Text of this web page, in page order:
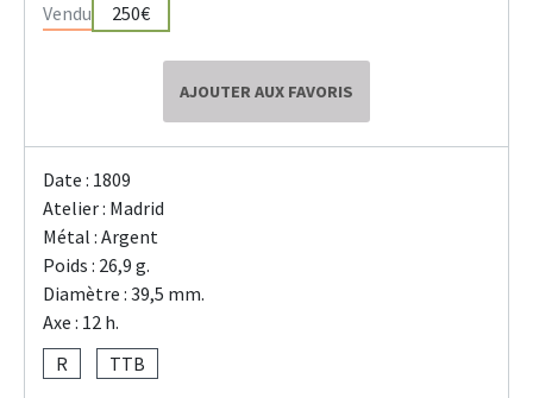
Vendu 250€
AJOUTER AUX FAVORIS
Date : 1809
Atelier : Madrid
Métal : Argent
Poids : 26,9 g.
Diamètre : 39,5 mm.
Axe : 12 h.
R
TTB